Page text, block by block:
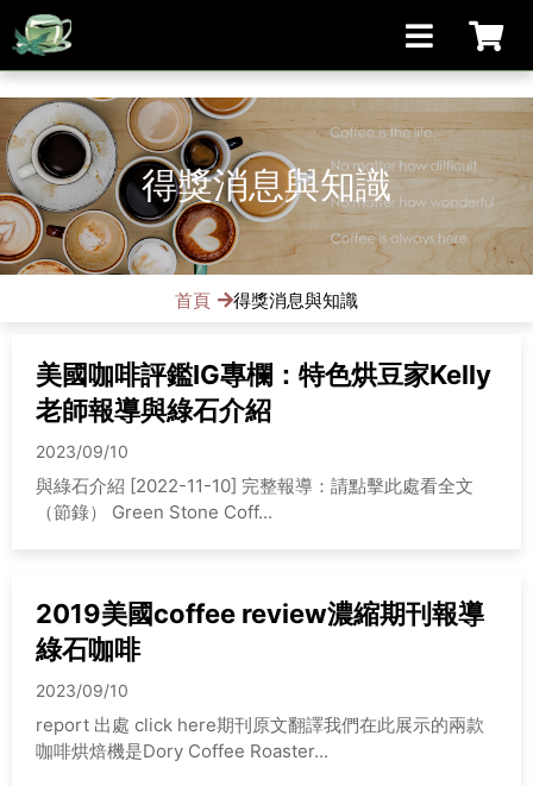
[手機/平板選擇頁面, 請點選螢幕左上方橫線條小圖]
得獎消息與知識
首頁 得獎消息與知識
美國咖啡評鑑IG專欄：特色烘豆家Kelly
老師報導與綠石介紹
2023/09/10
與綠石介紹 [2022-11-10] 完整報導：請點擊此處看全文
（節錄） Green Stone Coff...
2019美國coffee review濃縮期刊報導
綠石咖啡
2023/09/10
report 出處 click here期刊原文翻譯我們在此展示的兩款
咖啡烘焙機是Dory Coffee Roaster...